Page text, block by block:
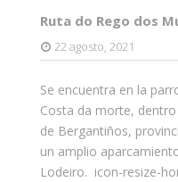
Ruta do Rego dos
22 agosto, 2021
Se encuentra en la
Costa da morte,
de Bergantiños,
un amplio
Lodeiro. icon-resize-